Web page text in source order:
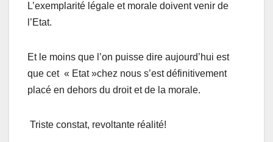
L’exemplarité légale et morale doivent venir de
l’Etat.
Et le moins que l’on puisse dire aujourd’hui est
que cet « Etat »chez nous s’est définitivement
placé en dehors du droit et de la morale.
Triste constat, revoltante réalité!